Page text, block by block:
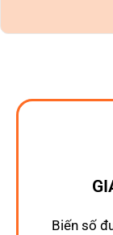
Biến số